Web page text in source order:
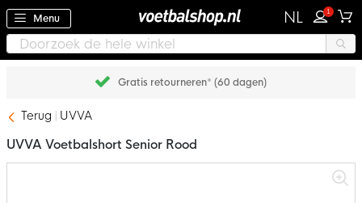
Menu NL 1
Gratis retourneren* (60 dagen)
Terug UVVA
UVVA Voetbalshort Senior Rood